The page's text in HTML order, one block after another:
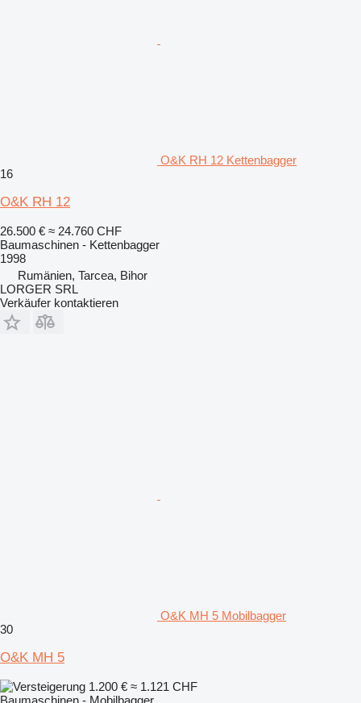
O&K RH 12 Kettenbagger
16
O&K RH 12
26.500 € ≈ 24.760 CHF
Baumaschinen - Kettenbagger
1998
Rumänien, Tarcea, Bihor
LORGER SRL
Verkäufer kontaktieren
O&K MH 5 Mobilbagger
30
O&K MH 5
1.200 € ≈ 1.121 CHF
Baumaschinen - Mobilbagger